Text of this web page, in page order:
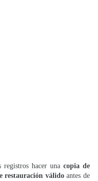
registros hacer una copia de
restauración válidoantes de